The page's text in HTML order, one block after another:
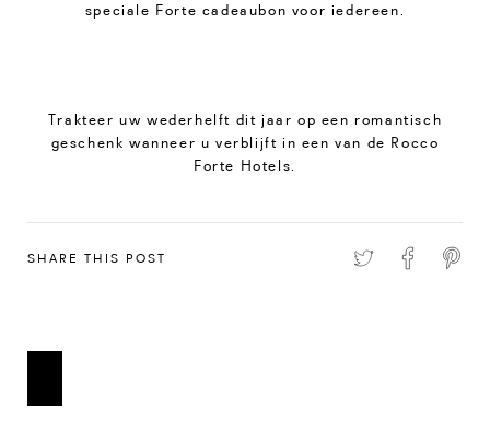
speciale Forte cadeaubon voor iedereen.
Trakteer uw wederhelft dit jaar op een romantisch
geschenk wanneer u verblijft in een van de Rocco
Forte Hotels.
SHARE THIS POST